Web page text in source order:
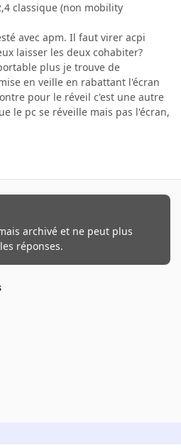
classique (non mobility
avec apm. Il faut virer acpi
laisser les deux cohabiter?
plus je trouve de
en veille en rabattant l'écran
pour le réveil c'est une autre
le pc se réveille mais pas l'écran,
archivé et ne peut plus
réponses.